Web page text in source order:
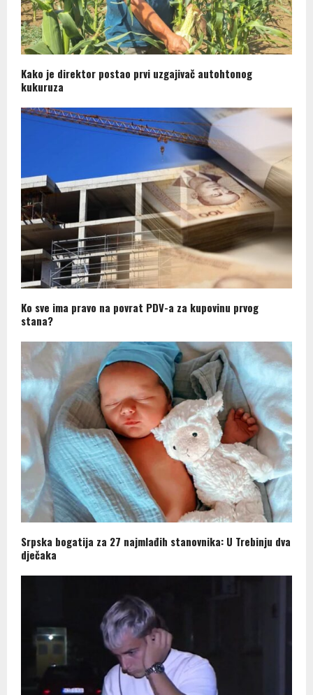
Kako je direktor postao prvi uzgajivač autohtonog
kukuruza
Ko sve ima pravo na povrat PDV-a za kupovinu prvog
stana?
Srpska bogatija za 27 najmlađih stanovnika: U Trebinju dva
dječaka